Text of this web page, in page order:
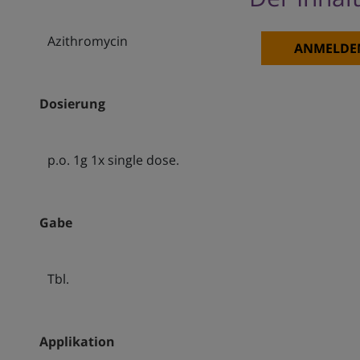
Azithromycin
Dosierung
p.o. 1g 1x single dose.
Gabe
Tbl.
Applikation